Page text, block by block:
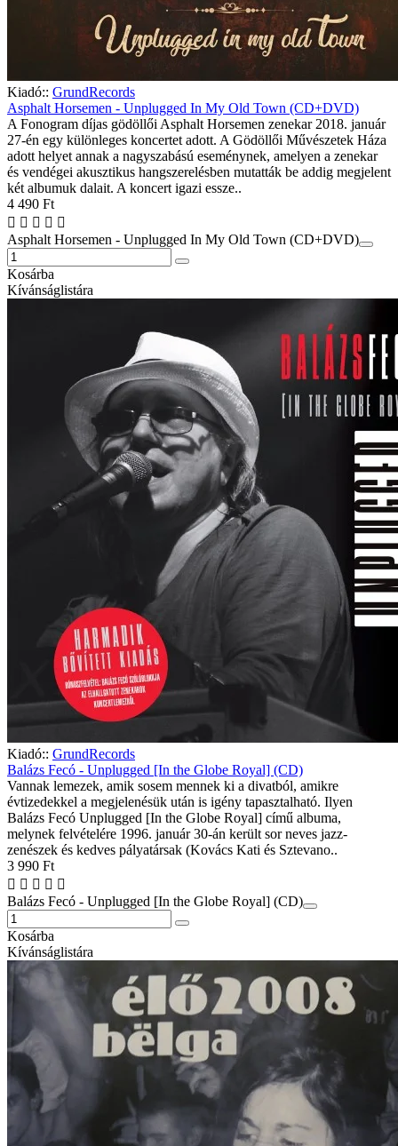
Kiadó:: GrundRecords
Asphalt Horsemen - Unplugged In My Old Town (CD+DVD)
A Fonogram díjas gödöllői Asphalt Horsemen zenekar 2018. január
27-én egy különleges koncertet adott. A Gödöllői Művészetek Háza
adott helyet annak a nagyszabású eseménynek, amelyen a zenekar
és vendégei akusztikus hangszerelésben mutatták be addig megjelent
két albumuk dalait. A koncert igazi essze..
4 490 Ft
Asphalt Horsemen - Unplugged In My Old Town (CD+DVD)
Kosárba
Kívánságlistára
Kiadó:: GrundRecords
Balázs Fecó - Unplugged [In the Globe Royal] (CD)
Vannak lemezek, amik sosem mennek ki a divatból, amikre
évtizedekkel a megjelenésük után is igény tapasztalható. Ilyen
Balázs Fecó Unplugged [In the Globe Royal] című albuma,
melynek felvételére 1996. január 30-án került sor neves jazz-
zenészek és kedves pályatársak (Kovács Kati és Sztevano..
3 990 Ft
Balázs Fecó - Unplugged [In the Globe Royal] (CD)
Kosárba
Kívánságlistára